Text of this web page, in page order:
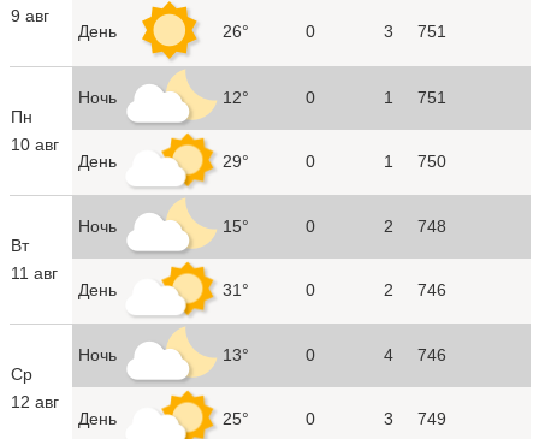
9 авг
День 26° 0 3 751
Пн
10 авг
Ночь 12° 0 1 751
День 29° 0 1 750
Вт
11 авг
Ночь 15° 0 2 748
День 31° 0 2 746
Ср
12 авг
Ночь 13° 0 4 746
День 25° 0 3 749